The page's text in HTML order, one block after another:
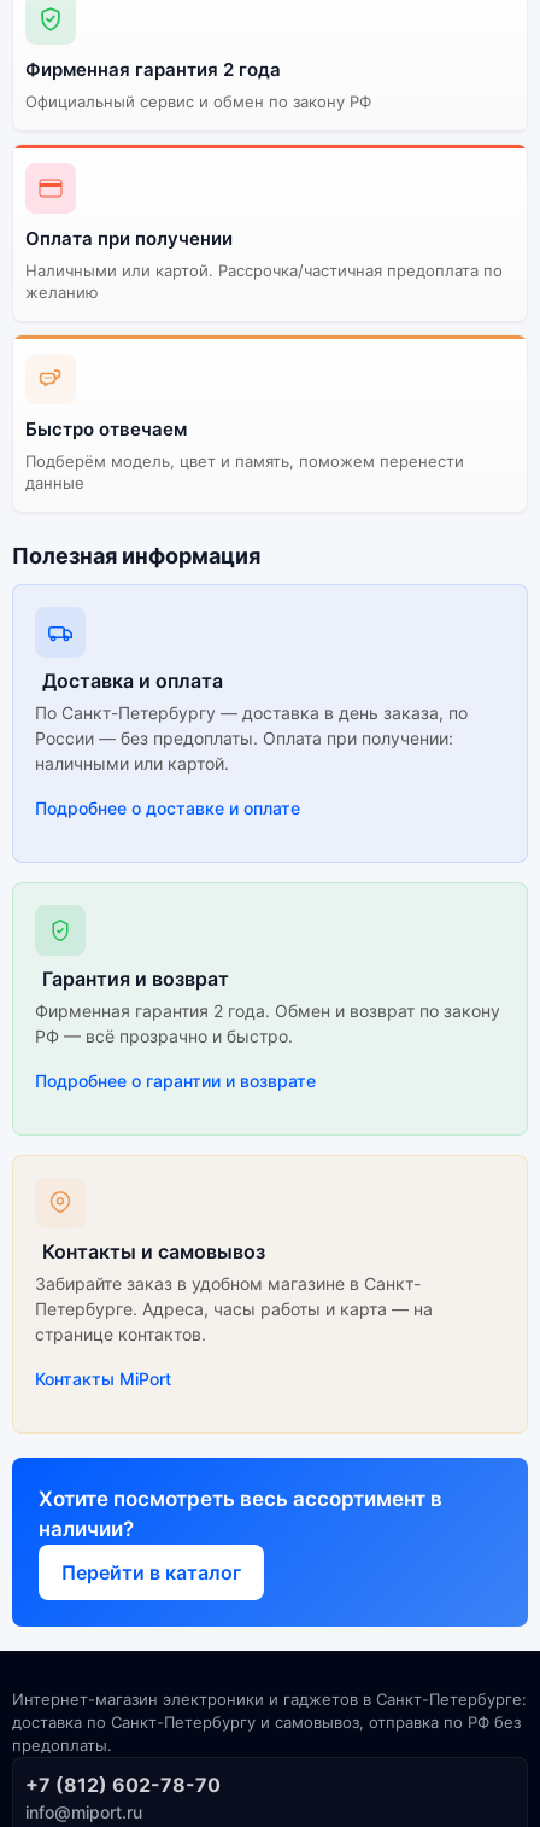
самовывоз.
Почему стоит купить смартфон
(Чёрный):
аккумулятор
Качественный экран Системная оболочка
Огромный выбор
Высокое качество
Poco F7 Ultra
(Чёрный)
смартфона Poco F7 Ultra 12Gb/256Gb Black (Чёрный).
полностью адаптирована и поддерживает все
сервисы. Китайская версия может стоить дешевле,
но корректная работа сервисов не гарантируется.
Фирменная гарантия 2 года
Официальный сервис и обмен по закону РФ
Оплата при получении
Наличными или картой. Рассрочка/частичная предоплата по
желанию
Быстро отвечаем
Подберём модель, цвет и память, поможем перенести
данные
Полезная информация
Доставка и оплата
По Санкт-Петербургу — доставка в день заказа, по
России — без предоплаты. Оплата при получении:
наличными или картой.
Подробнее о доставке и оплате
Гарантия и возврат
Фирменная гарантия 2 года. Обмен и возврат по закону
РФ — всё прозрачно и быстро.
Подробнее о гарантии и возврате
Контакты и самовывоз
Забирайте заказ в удобном магазине в Санкт-
Петербурге. Адреса, часы работы и карта — на
странице контактов.
Контакты MiPort
Хотите посмотреть весь ассортимент в
наличии?
Перейти в каталог
Интернет-магазин электроники и гаджетов в Санкт-Петербурге:
доставка по Санкт-Петербургу и самовывоз, отправка по РФ без
предоплаты.
+7 (812) 602-78-70
info@miport.ru